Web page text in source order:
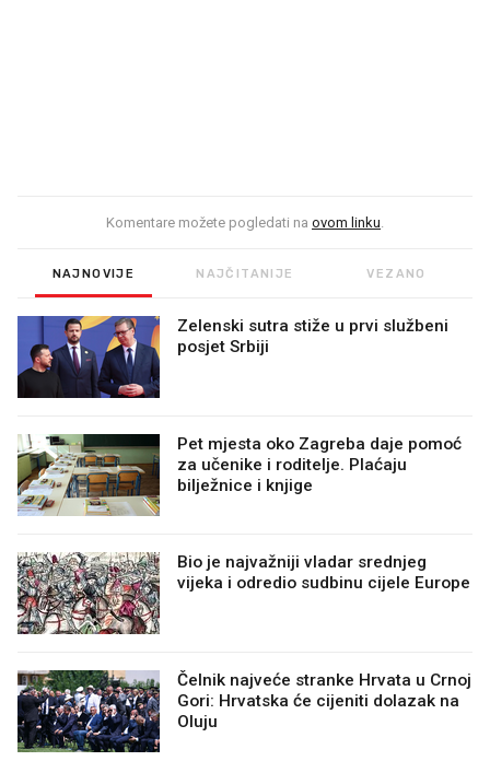
Komentare možete pogledati na ovom linku.
NAJNOVIJE NAJČITANIJE VEZANO
Zelenski sutra stiže u prvi službeni
posjet Srbiji
Pet mjesta oko Zagreba daje pomoć
za učenike i roditelje. Plaćaju
bilježnice i knjige
Bio je najvažniji vladar srednjeg
vijeka i odredio sudbinu cijele Europe
Čelnik najveće stranke Hrvata u Crnoj
Gori: Hrvatska će cijeniti dolazak na
Oluju